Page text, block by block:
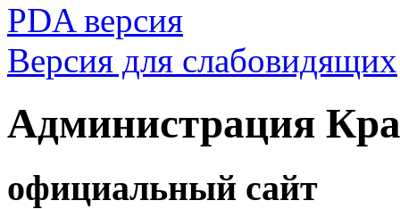
PDA версия
Версия для слабовидящих
Администрация
официальный сайт